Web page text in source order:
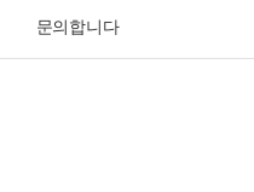
문의합니다